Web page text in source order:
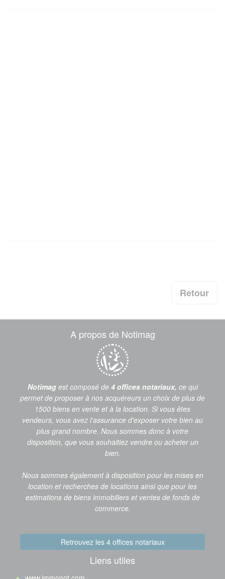
Retour
A propos de Notimag
Notimag est composé de 4 offices notariaux, ce qui
permet de proposer à nos acquéreurs un choix de plus de
1500 biens en vente et à la location. Si vous êtes
vendeurs, vous avez l'assurance d'exposer votre bien au
plus grand nombre. Nous sommes donc à votre
disposition, que vous souhaitiez vendre ou acheter un
bien.
Nous sommes également à disposition pour les mises en
location et recherches de locations ainsi que pour les
estimations de biens immobiliers et ventes de fonds de
commerce.
Retrouvez les 4 offices notariaux
Liens utiles